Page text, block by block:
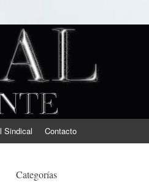
Sindical Contacto
Categorías